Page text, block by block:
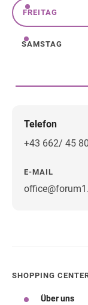
Freitag
FREITAG
Samstag
SAMSTAG
Telefon
+43 662/ 45
E-MAIL
SHOPPING
Über uns